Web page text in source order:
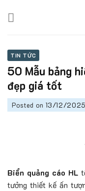
TIN TỨC
50 Mẫu bảng
đẹp giá tốt
Posted on 13/12/2025
Biển quảng cáo HL
tưởng thiết kế ấn